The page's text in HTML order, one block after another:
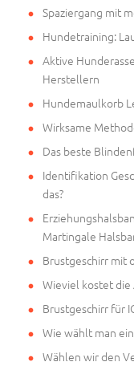
Spaziergang mit
Hundetraining:
Aktive
Herstellern
Hundemaulkorb
Wirksame
Das beste
Identifikation
das?
Martingale
Brustgeschirr mit
Wieviel kostet
Brustgeschirr für
Wie wählt man
Wählen wir den